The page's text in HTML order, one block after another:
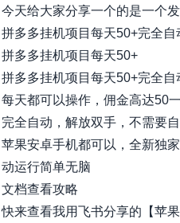
今天给大家分享一个的是一个
拼多多挂机项目每天50+完全
拼多多挂机项目每天50+
拼多多挂机项目每天50+完全
每天都可以操作，佣金高达50
完全自动，解放双手，不需要
苹果安卓手机都可以，全新独
动运行简单无脑
文档查看攻略
快来查看我用飞书分享的【苹